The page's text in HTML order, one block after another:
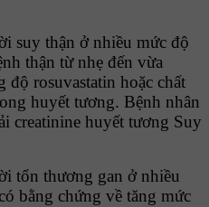
suy thận ở nhiều mức độ
thận từ nhẹ đến vừa
rosuvastatin hoặc chất
huyết tương. Bệnh nhân
creatinine huyết tương Suy
tổn thương gan ở nhiều
bằng chứng về tăng mức